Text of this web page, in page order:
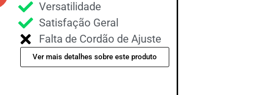
Versatilidade
Satisfação Geral
Falta de Cordão de Ajuste
Ver mais detalhes sobre este produto